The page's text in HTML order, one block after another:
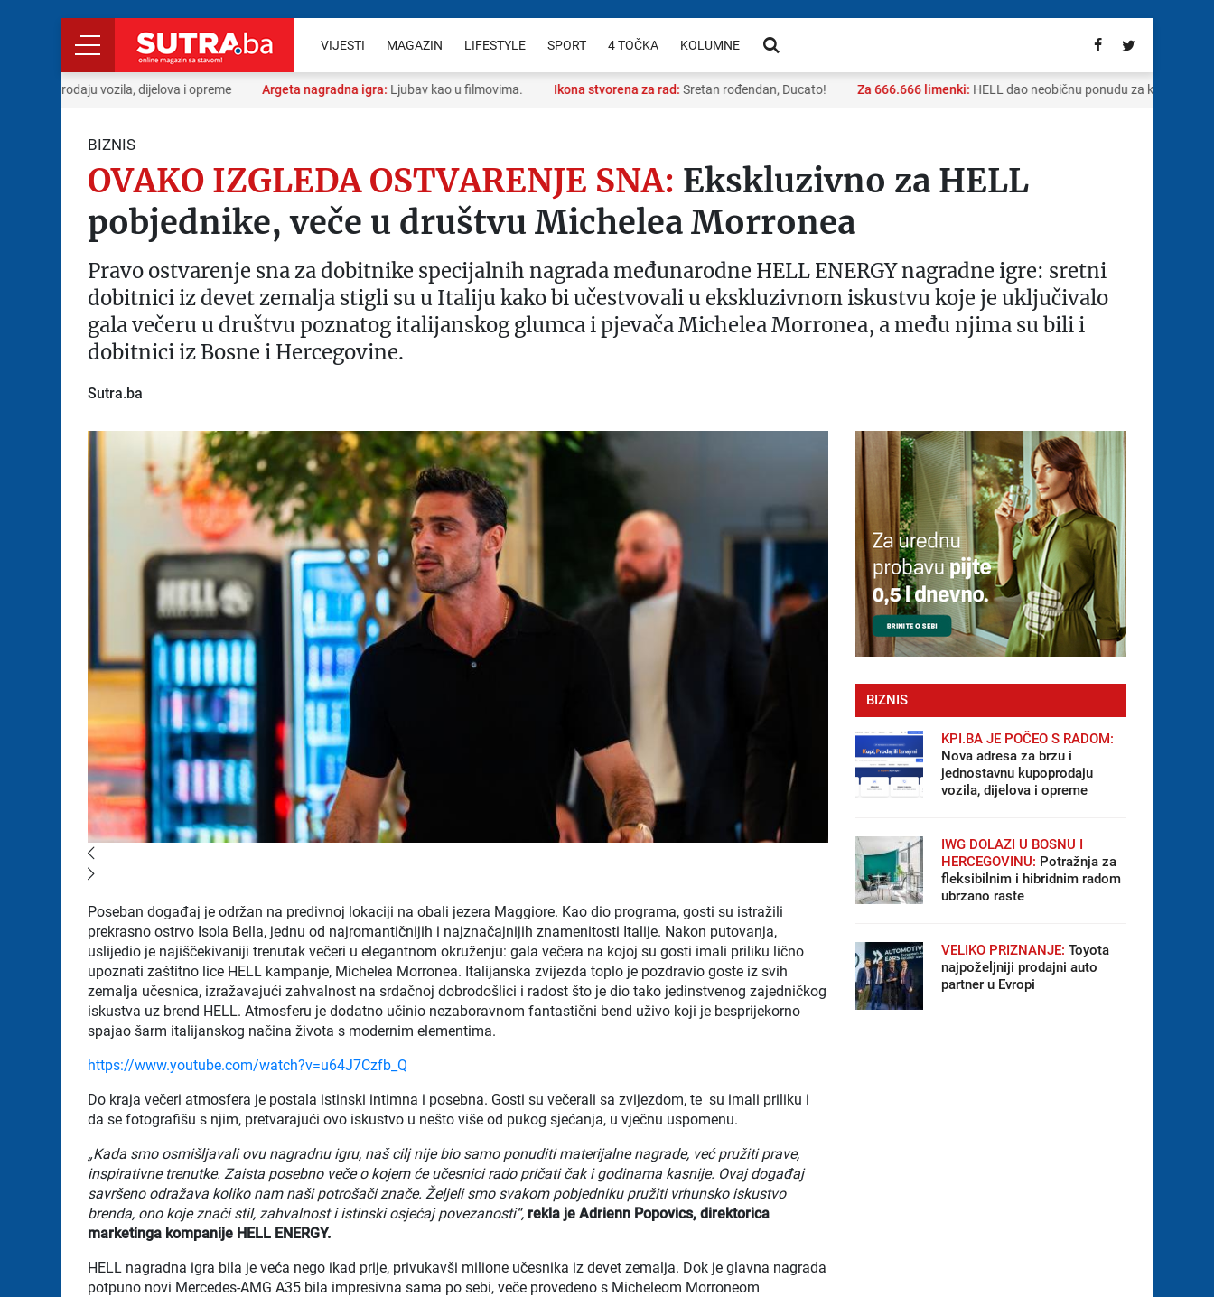
VIJESTI MAGAZIN LIFESTYLE SPORT 4 TOČKA KOLUMNE
vozila, dijelova i opreme Argeta nagradna igra:Ljubav kao u filmovima. Ikona stvorena za rad: Sretan rođendan, Ducato! Za 666.666 limenki:HELL dao neobičnu ponudu za kupovinu sela
BIZNIS
OVAKO IZGLEDA OSTVARENJE SNA: Ekskluzivno za HELL
pobjednike, veče u društvu Michelea Morronea
Pravo ostvarenje sna za dobitnike specijalnih nagrada međunarodne HELL ENERGY nagradne igre: sretni
dobitnici iz devet zemalja stigli su u Italiju kako bi učestvovali u ekskluzivnom iskustvu koje je uključivalo
gala večeru u društvu poznatog italijanskog glumca i pjevača Michelea Morronea, a među njima su bili i
dobitnici iz Bosne i Hercegovine.
Sutra.ba
Poseban događaj je održan na predivnoj lokaciji na obali jezera Maggiore. Kao dio programa, gosti su istražili
prekrasno ostrvo Isola Bella, jednu od najromantičnijih i najznačajnijih znamenitosti Italije. Nakon putovanja,
uslijedio je najiščekivaniji trenutak večeri u elegantnom okruženju: gala večera na kojoj su gosti imali priliku lično
upoznati zaštitno lice HELL kampanje, Michelea Morronea. Italijanska zvijezda toplo je pozdravio goste iz svih
zemalja učesnica, izražavajući zahvalnost na srdačnoj dobrodošlici i radost što je dio tako jedinstvenog zajedničkog
iskustva uz brend HELL. Atmosferu je dodatno učinio nezaboravnom fantastični bend uživo koji je besprijekorno
spajao šarm italijanskog načina života s modernim elementima.
https://www.youtube.com/watch?v=u64J7Czfb_Q
Do kraja večeri atmosfera je postala istinski intimna i posebna. Gosti su večerali sa zvijezdom, te su imali priliku i
da se fotografišu s njim, pretvarajući ovo iskustvo u nešto više od pukog sjećanja, u vječnu uspomenu.
„Kada smo osmišljavali ovu nagradnu igru, naš cilj nije bio samo ponuditi materijalne nagrade, već pružiti prave,
inspirativne trenutke. Zaista posebno veče o kojem će učesnici rado pričati čak i godinama kasnije. Ovaj događaj
savršeno odražava koliko nam naši potrošači znače. Željeli smo svakom pobjedniku pružiti vrhunsko iskustvo
brenda, ono koje znači stil, zahvalnost i istinski osjećaj povezanosti“, rekla je Adrienn Popovics, direktorica
marketinga kompanije HELL ENERGY.
HELL nagradna igra bila je veća nego ikad prije, privukavši milione učesnika iz devet zemalja. Dok je glavna nagrada
potpuno novi Mercedes-AMG A35 bila impresivna sama po sebi, veče provedeno s Micheleom Morroneom
BIZNIS
KPI.BA JE POČEO S RADOM:
Nova adresa za brzu i
jednostavnu kupoprodaju
vozila, dijelova i opreme
IWG DOLAZI U BOSNU I
HERCEGOVINU: Potražnja za
fleksibilnim i hibridnim radom
ubrzano raste
VELIKO PRIZNANJE: Toyota
najpoželjniji prodajni auto
partner u Evropi